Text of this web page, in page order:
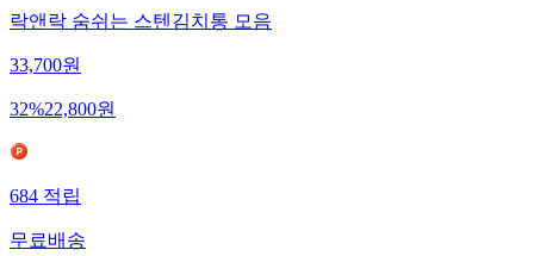
락앤락 숨쉬는 스텐김치통 모음
33,700원
32%22,800원
684적립
무료배송